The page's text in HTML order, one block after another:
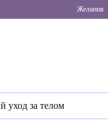
Желания
уход за телом